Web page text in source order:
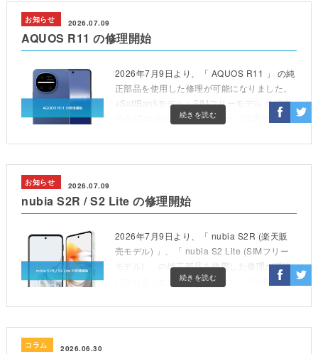
AQUOS R11 の修理開始
お知らせ 2026.07.09
続きを読む
2026年7月9日より、「 AQUOS R11 」 の純
正部品を使用した修理が可能になりました。
※SoftBankモデル・SIMフリーモデル の端末
のみ iCrackedでは、「シャープ認定サービ
nubia S2R / S2 Lite の修理開始
お知らせ 2026.07.09
続きを読む
2026年7月9日より、「 nubia S2R (楽天販
売モデル) 」、「 nubia S2 Lite (SIMフリー
モデル) 」 の純正部品を使用した修理が可能
になりました。 iCrackedでは、「nubia 正規
コラム 2026.06.30